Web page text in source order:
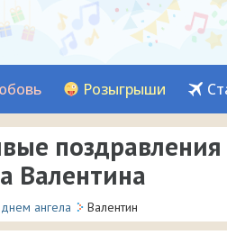
Розыгрыши
Валентина
ангела Валентин